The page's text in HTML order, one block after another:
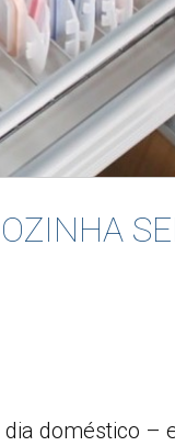
doméstico –